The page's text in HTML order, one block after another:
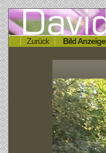
Zurück Bild Anzeige